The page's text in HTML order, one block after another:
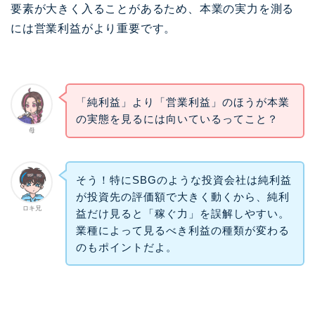
要素が大きく入ることがあるため、本業の実力を測る
には営業利益がより重要です。
母
「純利益」より「営業利益」のほうが本業
の実態を見るには向いているってこと？
ロキ兄
そう！特にSBGのような投資会社は純利益
が投資先の評価額で大きく動くから、純利
益だけ見ると「稼ぐ力」を誤解しやすい。
業種によって見るべき利益の種類が変わる
のもポイントだよ。